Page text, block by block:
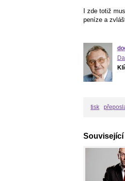
I zde totiž
peníze a
tisk